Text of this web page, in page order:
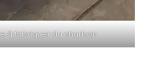
à fabriquer du charbon